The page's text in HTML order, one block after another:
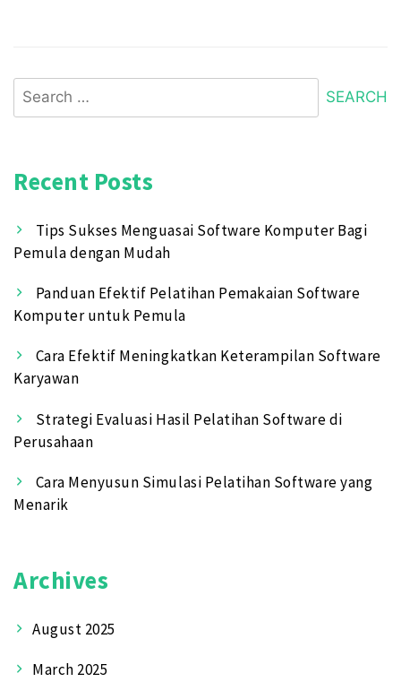
Search
Recent Posts
Tips Sukses Menguasai Software Komputer Bagi
Pemula dengan Mudah
Panduan Efektif Pelatihan Pemakaian Software
Komputer untuk Pemula
Cara Efektif Meningkatkan Keterampilan Software
Karyawan
Strategi Evaluasi Hasil Pelatihan Software di
Perusahaan
Cara Menyusun Simulasi Pelatihan Software yang
Menarik
Archives
August 2025
March 2025